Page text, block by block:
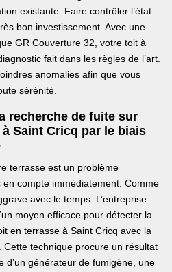
existante. Faire contrôler l’état
bon investissement. Avec une
GR Couverture 32, votre toit à
fait dans les règles de l’art.
anomalies afin que vous
sérénité.
recherche de fuite sur
Saint Cricq par le biais
terrasse est un problème
en compte immédiatement. Comme
avec le temps. L’entreprise
moyen efficace pour détecter la
en terrasse à Saint Cricq avec la
technique procure un résultat
d’un générateur de fumigène, une